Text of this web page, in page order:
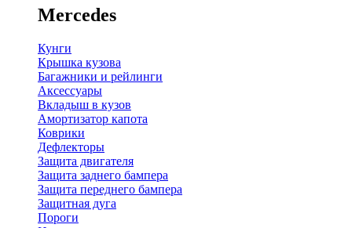
Mercedes
Кунги
Крышка кузова
Багажники и рейлинги
Аксессуары
Вкладыш в кузов
Амортизатор капота
Коврики
Дефлекторы
Защита двигателя
Защита заднего бампера
Защита переднего бампера
Защитная дуга
Пороги